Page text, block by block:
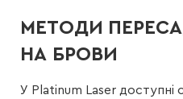
МЕТОДИ
НА БРОВИ
У Platinum Laser доступні